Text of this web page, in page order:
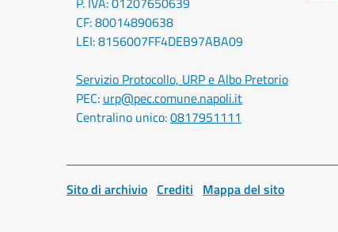
CF: 80014890638
LEI: 8156007FF4DEB97ABA09
Servizio Protocollo, URP e Albo Pretorio
PEC: urp@pec.comune.napoli.it
Centralino unico:0817951111
Sito di archivio Crediti Mappa del sito